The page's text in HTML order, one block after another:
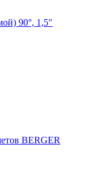
90°, 1,5"
BERGER